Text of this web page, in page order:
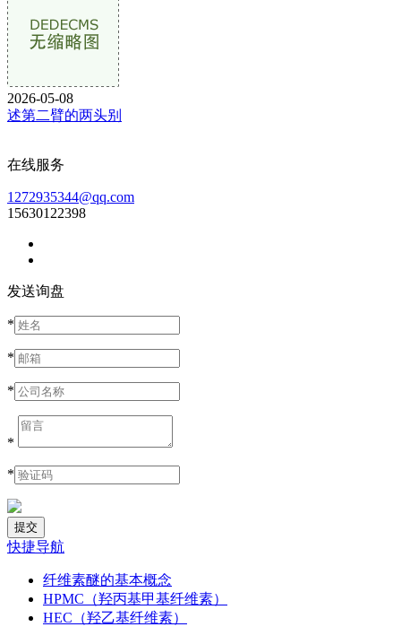
2026-05-08
述第二臂的两头别
在线服务
1272935344@qq.com
15630122398
发送询盘
*
*
*
*
*
快捷导航
纤维素醚的基本概念
HPMC（羟丙基甲基纤维素）
HEC（羟乙基纤维素）